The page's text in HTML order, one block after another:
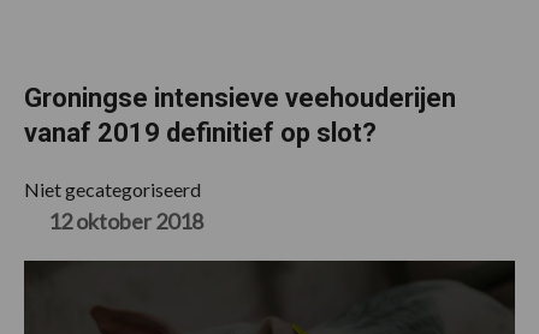
Groningse intensieve veehouderijen
vanaf 2019 definitief op slot?
Niet gecategoriseerd
12 oktober 2018